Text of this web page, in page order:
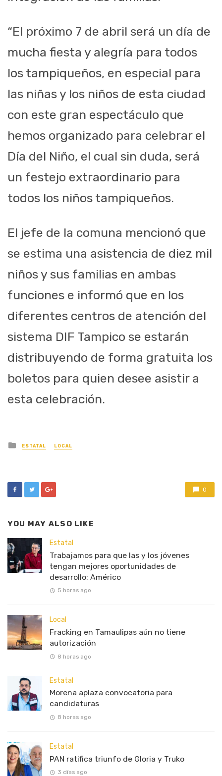
“El próximo 7 de abril será un día de
mucha fiesta y alegría para todos
los tampiqueños, en especial para
las niñas y los niños de esta ciudad
con este gran espectáculo que
hemos organizado para celebrar el
Día del Niño, el cual sin duda, será
un festejo extraordinario para
todos los niños tampiqueños.
El jefe de la comuna mencionó que
se estima una asistencia de diez mil
niños y sus familias en ambas
funciones e informó que en los
diferentes centros de atención del
sistema DIF Tampico se estarán
distribuyendo de forma gratuita los
boletos para quien desee asistir a
esta celebración.
Posted
in
ESTATAL LOCAL
0
YOU MAY ALSO LIKE
Estatal
Trabajamos para que las y los jóvenes
tengan mejores oportunidades de
desarrollo: Américo
5 horas ago
Local
Fracking en Tamaulipas aún no tiene
autorización
8 horas ago
Estatal
Morena aplaza convocatoria para
candidaturas
8 horas ago
Estatal
PAN ratifica triunfo de Gloria y Truko
3 días ago